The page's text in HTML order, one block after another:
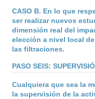
CASO B. En lo que
ser realizar nuevos
dimensión real del
elección a nivel local
las filtraciones.
PASO SEIS:
Cualquiera que sea la
la supervisión de la